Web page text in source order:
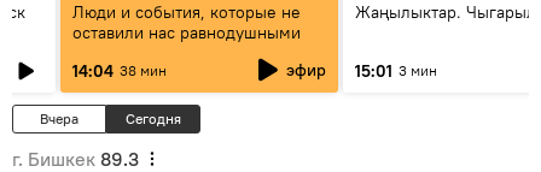
Люди и события, которые не
оставили нас равнодушными
14:04 38 мин эфир
Жаңылыктар.
15:01 3 мин
Вчера Сегодня
г. Бишкек 89.3